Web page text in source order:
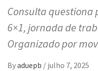
Consulta questiona
6×1, jornada de
Organizado por
Byaduepb / julho 7, 2025